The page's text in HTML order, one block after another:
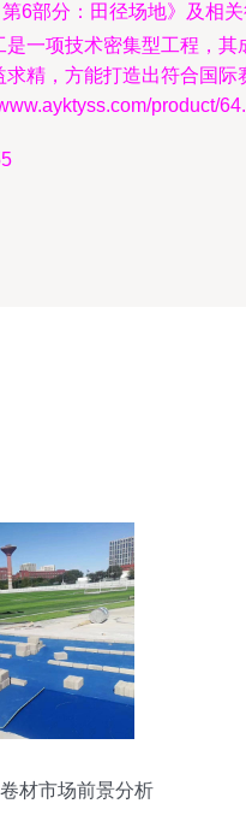
6部分：田径场地》及相关
一项技术密集型工程，
精，方能打造出符合国际
product/
材市场前景分析